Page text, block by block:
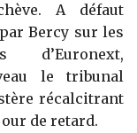
A défaut
Bercy sur les
d’Euronext,
le tribunal
récalcitrant
de retard.